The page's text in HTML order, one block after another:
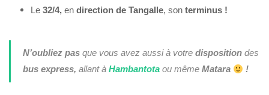
Le 32/4, en direction de Tangalle, son terminus !
N’oubliez pasque vous avez aussi à votre dispositiondes
bus express, allant à Hambantota ou même Matara !